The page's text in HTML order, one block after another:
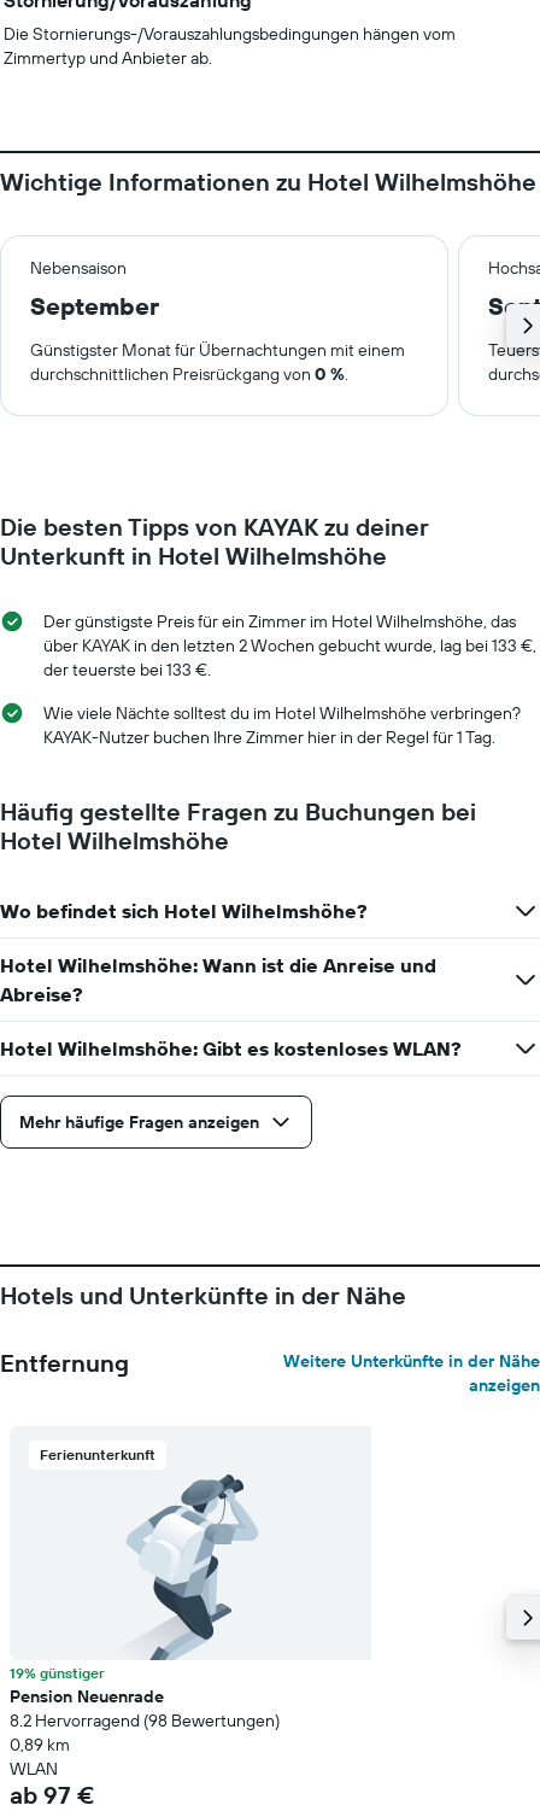
Die Stornierungs-/Vorauszahlungsbedingungen hängen vom
Zimmertyp und Anbieter ab.
Wichtige Informationen zu Hotel Wilhelmshöhe
Nebensaison
September
Günstigster Monat für Übernachtungen mit einem
durchschnittlichen Preisrückgang von 0 %.
Die besten Tipps von KAYAK zu deiner
Unterkunft in Hotel Wilhelmshöhe
Der günstigste Preis für ein Zimmer im Hotel Wilhelmshöhe, das
über KAYAK in den letzten 2 Wochen gebucht wurde, lag bei 133 €,
der teuerste bei 133 €.
Wie viele Nächte solltest du im Hotel Wilhelmshöhe verbringen?
KAYAK-Nutzer buchen Ihre Zimmer hier in der Regel für 1 Tag.
Häufig gestellte Fragen zu Buchungen bei
Hotel Wilhelmshöhe
Wo befindet sich Hotel Wilhelmshöhe?
Hotel Wilhelmshöhe: Wann ist die Anreise und
Abreise?
Hotel Wilhelmshöhe: Gibt es kostenloses WLAN?
Mehr häufige Fragen anzeigen
Hotels und Unterkünfte in der Nähe
Entfernung
Weitere Unterkünfte in der Nähe
anzeigen
Ferienunterkunft
19% günstiger
Pension Neuenrade
8.2 Hervorragend (98 Bewertungen)
0,89 km
WLAN
ab 97 €